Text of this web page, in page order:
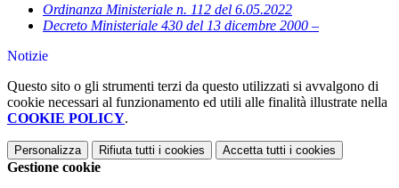
Ordinanza Ministeriale n. 112 del 6.05.2022
Decreto Ministeriale 430 del 13 dicembre 2000 –
Notizie
Questo sito o gli strumenti terzi da questo utilizzati si avvalgono di
cookie necessari al funzionamento ed utili alle finalità illustrate nella
COOKIE POLICY.
Personalizza Rifiuta tutti i cookies Accetta tutti i cookies
Gestione cookie